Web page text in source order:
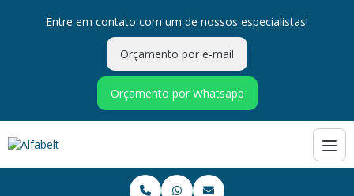
Entre em contato com um de nossos especialistas!
Orçamento por e-mail
Orçamento por Whatsapp